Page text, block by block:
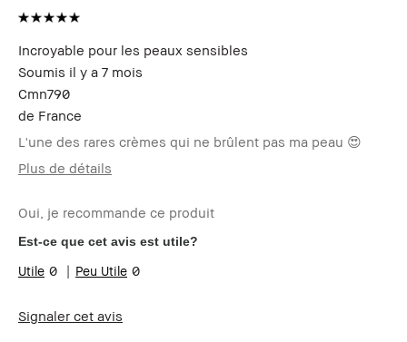
une incitation
ou une
récompense
pour cet avis ?
Le Club Bobbi
Brown
Je suis membre du Club Bobbi Brown
Incroyable pour les peaux sensibles
Soumis il y a 7 mois
Cmn790
de France
L'une des rares crèmes qui ne brûlent pas ma peau 😍
Plus de détails
Type de peau
très sèche
Carnation
claire - halée
Vos problèmes de
peau
produits
Oui, je recommande ce produit
Est-ce que cet avis est utile?
0 0
Signaler cet avis